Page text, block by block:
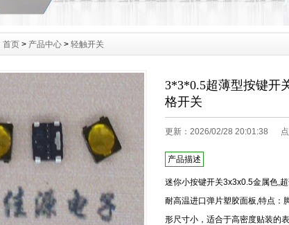
首页 > 产品中心 > 轻触开关
3*3*0.5超薄型按键开
格开关
更新：2026/02/28 20:01:38 点
产品描述
迷你小按键开关3x3x0.5金属色,
耐高温进口弹片塑胶面板,特点：
形尺寸小，适合于高密度贴装的